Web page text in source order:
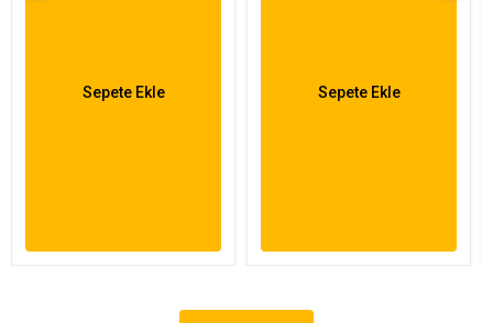
Sepete Ekle Sepete Ekle